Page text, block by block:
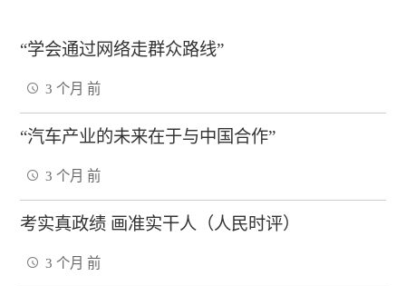
“学会通过网络走群众路线”
3 个月 前
“汽车产业的未来在于与中国合作”
3 个月 前
考实真政绩 画准实干人（人民时评）
3 个月 前